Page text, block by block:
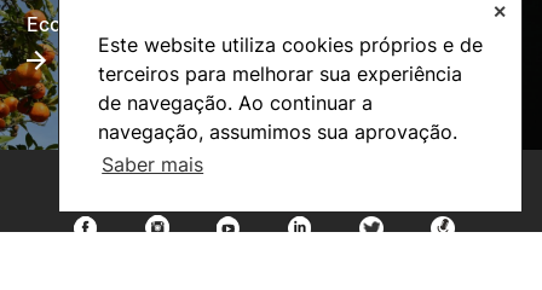
Este website utiliza cookies próprios e de
terceiros para melhorar sua experiência
de navegação. Ao continuar a
navegação, assumimos sua aprovação.
Saber mais
✕
Eco-Escola